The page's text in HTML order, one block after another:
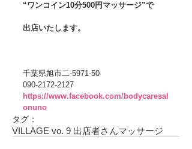
“ワンコイン10分500円マッサージ”で
出店いたします。
千葉県旭市二-5971-50
090-2172-2127
https://www.facebook.com/bodycaresal
onuno
タグ：
VILLAGE vo. 9 出店者さんマッサージ